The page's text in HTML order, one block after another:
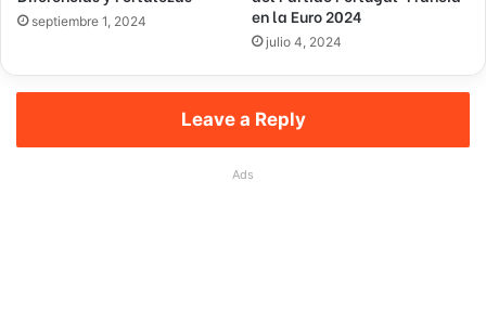
septiembre 1, 2024
en la Euro 2024
julio 4, 2024
Leave a Reply
Ads